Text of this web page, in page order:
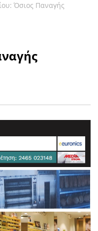
Όσιος Παναγής